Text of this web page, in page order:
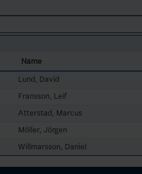
Name
Lund, David
Fransson, Leif
Atterstad, Marcus
Möller, Jörgen
Willmarsson, Daniel